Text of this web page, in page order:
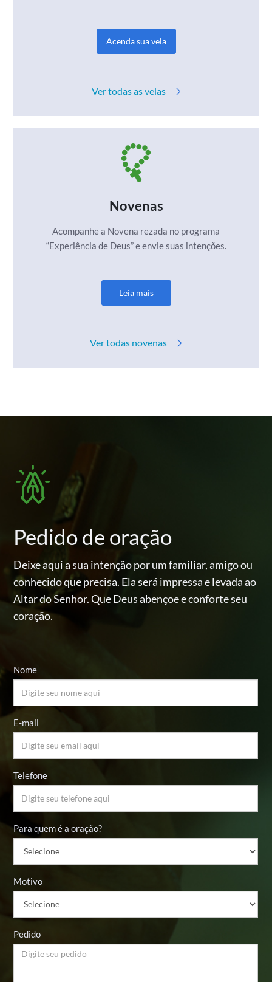
Acenda sua vela
Ver todas as velas
Novenas
Acompanhe a Novena rezada no programa
“Experiência de Deus” e envie suas intenções.
Leia mais
Ver todas novenas
Pedido de oração
Deixe aqui a sua intenção por um familiar, amigo ou
conhecidoque precisa. Ela será impressa e levada ao
Altar do Senhor.Que Deus abençoe e conforte seu
coração.
Nome
E-mail
Telefone
Para quem é a oração?
Motivo
Pedido